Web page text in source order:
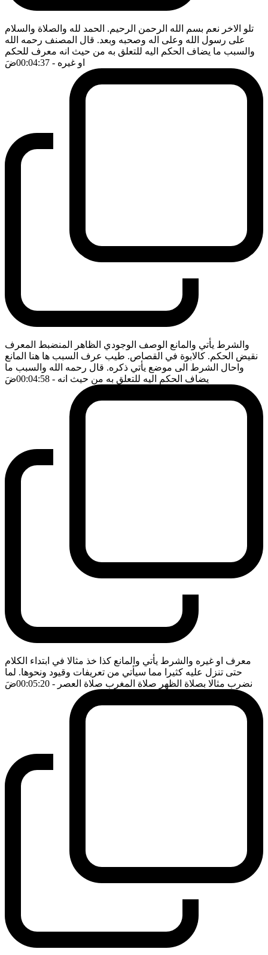
تلو الاخر نعم بسم الله الرحمن الرحيم. الحمد لله والصلاة والسلام
على رسول الله وعلى اله وصحبه وبعد. قال المصنف رحمه الله
والسبب ما يضاف الحكم اليه للتعلق به من حيث انه معرف للحكم
او غيره - 00:04:37 ضَ
والشرط يأتي والمانع الوصف الوجودي الظاهر المنضبط المعرف
نقيض الحكم. كالابوة في القصاص. طيب عرف السبب ها هنا المانع
واحال الشرط الى موضع يأتي ذكره. قال رحمه الله والسبب ما
يضاف الحكم اليه للتعلق به من حيث انه - 00:04:58 ضَ
معرف او غيره والشرط يأتي والمانع كذا خذ مثالا في ابتداء الكلام
حتى تنزل عليه كثيرا مما سيأتي من تعريفات وقيود ونحوها. لما
نضرب مثالا بصلاة الظهر صلاة المغرب صلاة العصر - 00:05:20 ضَ